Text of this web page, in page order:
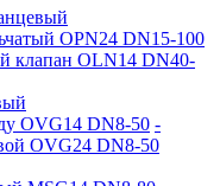
OPN24 DN15-100
клапан OLN14 DN40-
OVG14 DN8-50 -
OVG24 DN8-50